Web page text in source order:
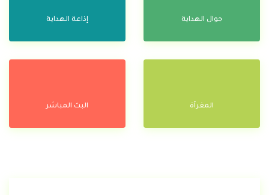
جوال الهداية إذاعة الهداية
المقرآة البث المباشر